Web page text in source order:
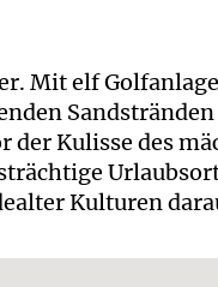
Mit elf
Kulisse des
Kulturen